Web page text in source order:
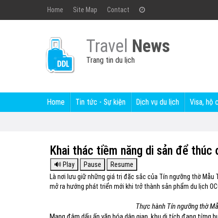
Home Site Map Contact
Travel News
Trang tin du lịch
Home Tin tức - Sự kiện Dịch vụ du lịch Visa, hộ
Khai thác tiềm năng di sản để thúc
Là nơi lưu giữ những giá trị đặc sắc của Tín ngưỡng thờ Mẫu
mở ra hướng phát triển mới khi trở thành sản phẩm du lịch
Thực hành Tín ngưỡng thờ